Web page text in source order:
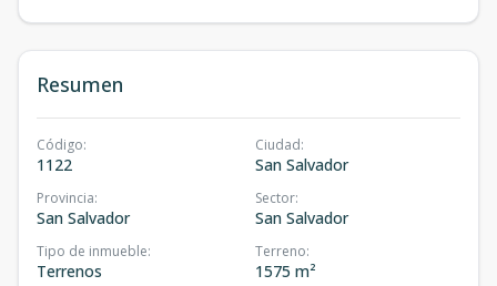
Resumen
Código:
1122
Ciudad:
San Salvador
Provincia:
San Salvador
Sector:
San Salvador
Tipo de inmueble:
Terrenos
Terreno:
1575 m²